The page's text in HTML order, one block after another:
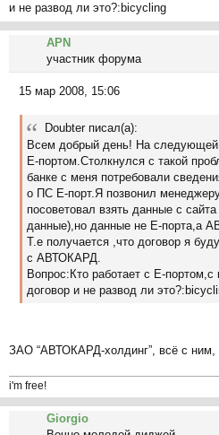
и не развод ли это?:bicycling
APN
участник форума
о
щ
15 мар 2008, 15:06
Doubter писал(а):
Всем добрый день! На
Е-портом.Столкнулся с такой
банке с меня потребовали
о ПС Е-порт.Я позвонил
посоветовал взять данные с
данные),но данные не Е-порта,а
Т.е получается ,что договор я
с АВТОКАРД.
Вопрос:Кто работает с Е-
договор и не развод ли
ЗАО “АВТОКАРД-холдинг”, всё с ним,
i'm free!
Giorgio